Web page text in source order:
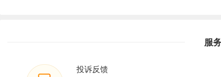
服
投诉反馈